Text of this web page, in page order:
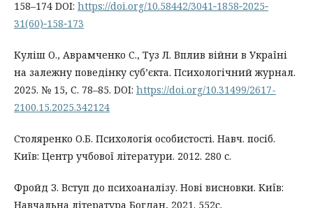
158–174 DOI: https://doi.org/10.58442/3041‐1858‐2025‐
31(60)‐158‐173
Куліш О., Аврамченко С., Туз Л. Вплив війни в Україні
на залежну поведінку суб’єкта. Психологічний журнал.
2025. № 15, С. 78–85. DOI: https://doi.org/10.31499/2617-
2100.15.2025.342124
Столяренко О.Б. Психологія особистості. Навч. посіб.
Київ: Центр учбової літератури. 2012. 280 с.
Фройд З. Вступ до психоаналізу. Нові висновки. Київ:
Навчальна література Богдан, 2021. 552с.